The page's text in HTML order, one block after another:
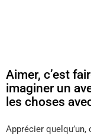
Aimer, c’est
imaginer un
les choses
Apprécier quelqu’un,